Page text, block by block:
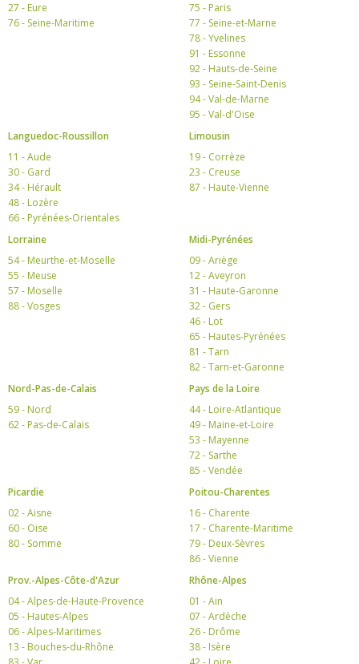
27 - Eure
76 - Seine-Maritime
75 - Paris
77 - Seine-et-Marne
78 - Yvelines
91 - Essonne
92 - Hauts-de-Seine
93 - Seine-Saint-Denis
94 - Val-de-Marne
95 - Val-d'Oise
Languedoc-Roussillon
11 - Aude
30 - Gard
34 - Hérault
48 - Lozère
66 - Pyrénées-Orientales
Limousin
19 - Corrèze
23 - Creuse
87 - Haute-Vienne
Lorraine
54 - Meurthe-et-Moselle
55 - Meuse
57 - Moselle
88 - Vosges
Midi-Pyrénées
09 - Ariège
12 - Aveyron
31 - Haute-Garonne
32 - Gers
46 - Lot
65 - Hautes-Pyrénées
81 - Tarn
82 - Tarn-et-Garonne
Nord-Pas-de-Calais
59 - Nord
62 - Pas-de-Calais
Pays de la Loire
44 - Loire-Atlantique
49 - Maine-et-Loire
53 - Mayenne
72 - Sarthe
85 - Vendée
Picardie
02 - Aisne
60 - Oise
80 - Somme
Poitou-Charentes
16 - Charente
17 - Charente-Maritime
79 - Deux-Sèvres
86 - Vienne
Prov.-Alpes-Côte-d'Azur
04 - Alpes-de-Haute-Provence
05 - Hautes-Alpes
06 - Alpes-Maritimes
13 - Bouches-du-Rhône
Rhône-Alpes
01 - Ain
07 - Ardèche
26 - Drôme
38 - Isère